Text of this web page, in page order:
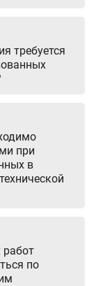
требуется
при
в
по